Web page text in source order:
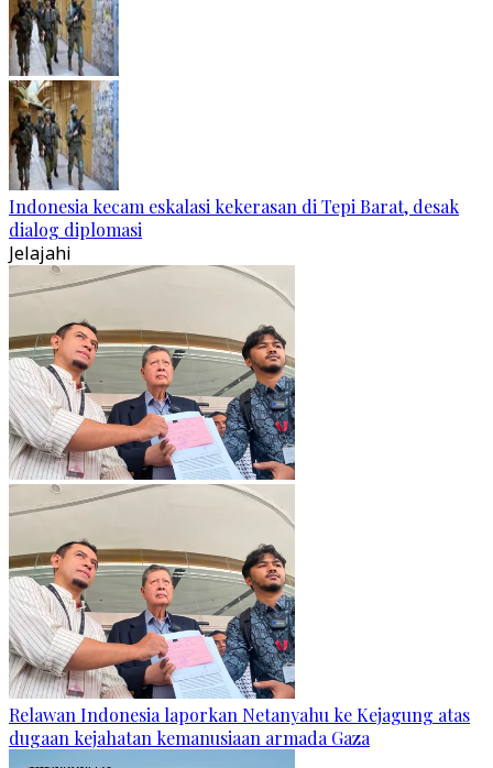
Indonesia kecam eskalasi kekerasan di Tepi Barat, desak
dialog diplomasi
Jelajahi
Relawan Indonesia laporkan Netanyahu ke Kejagung atas
dugaan kejahatan kemanusiaan armada Gaza